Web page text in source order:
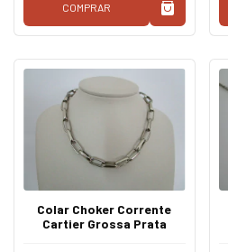
COMPRAR
Colar Choker Corrente
Cartier Grossa Prata